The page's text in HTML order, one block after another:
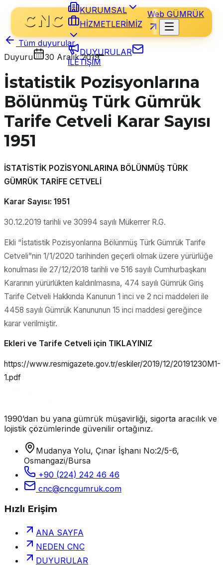
KURUMSAL
HİZMETLERİMİZ
DUYURULAR
İLETİŞİM
Web GÜMRÜK
Tüm duyurular
Duyuru
30 Aralık 2019
İstatistik Pozisyonlarına
Bölünmüş Türk Gümrük
Tarife Cetveli Karar Sayısı
1951
İSTATİSTİK POZİSYONLARINA BÖLÜNMÜŞ TÜRK
GÜMRÜK TARİFE CETVELİ
Karar Sayısı: 1951
30.12.2019 tarihli ve 30994 sayılı Mükerrer R.G.
Ekli “İstatistik Pozisyonlarına Bölünmüş Türk Gümrük Tarife
Cetveli”nin 1/1/2020 tarihinden geçerli olmak üzere yürürlüğe
konulması ile 27/12/2018 tarihli ve 516 sayılı Cumhurbaşkanı
Kararının yürürlükten kaldırılmasına, 474 sayılı Gümrük Giriş
Tarife Cetveli Hakkında Kanunun 1 inci ve 2 nci maddeleri ile
4458 sayılı Gümrük Kanununun 15 inci maddesi gereğince
karar verilmiştir.
Ekleri ve Tarife Cetveli için TIKLAYINIZ
https://www.resmigazete.gov.tr/eskiler/2019/12/20191230M1-
1.pdf
1990’dan bu yana gümrük müşavirliği, sigorta aracılık ve
lojistik çözümlerinde güvenilir ortağınız.
Mudanya Yolu, Çınar İşhanı No:2/5-6,
Osmangazi/Bursa
+90 (224) 242 46 46
cnc@cncgumruk.com
Hızlı Erişim
ANA SAYFA
NEDEN CNC
DUYURULAR